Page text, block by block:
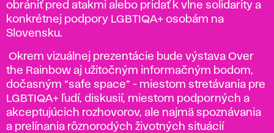
obrániť pred atakmi alebo pridať k vlne solidarity a
konkrétnej podpory LGBTIQA+ osobám na
Slovensku.
Okrem vizuálnej prezentácie bude výstava Over
the Rainbow aj užitočným informačným bodom,
dočasným “safe space” - miestom stretávania pre
LGBTIQA+ ľudí, diskusií, miestom podporných a
akceptujúcich rozhovorov, ale najmä spoznávania
a prelínania rôznorodých životných situácií